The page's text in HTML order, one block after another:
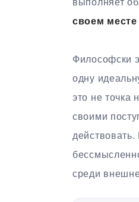
своем
Философски
одну
это не точка
своими
среди